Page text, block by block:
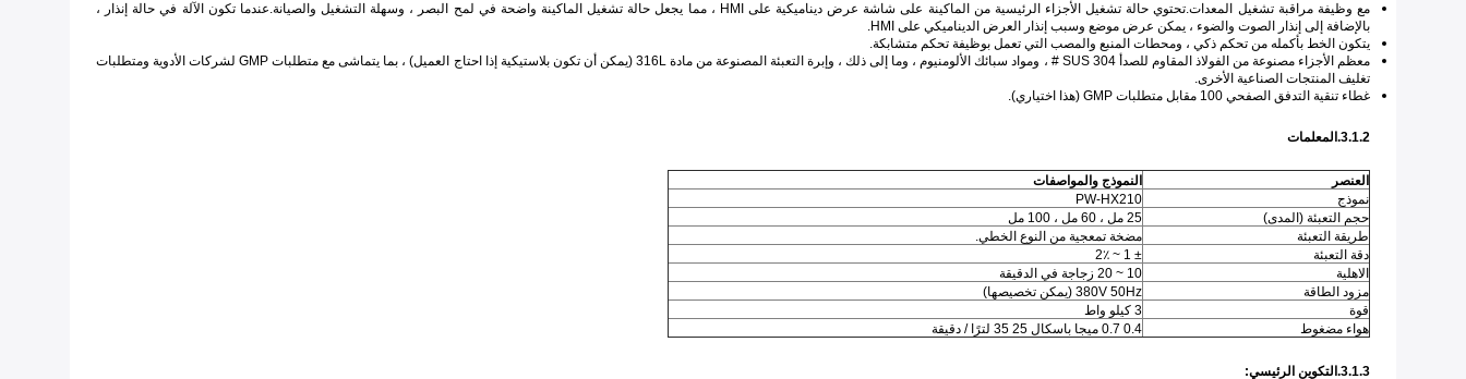
مع وظيفة مراقبة تشغيل المعدات.تحتوي حالة تشغيل الأجزاء الرئيسية من الماكينة على شاشة عرض ديناميكية على HMI ، مما يجعل حالة تشغيل الماكينة واضحة في لمح البصر ، وسهلة التشغيل والصيانة.عندما تكون الآلة في حالة إنذار ،
بالإضافة إلى إنذار الصوت والضوء ، يمكن عرض موضع وسبب إنذار العرض الديناميكي على HMI.
يتكون الخط بأكمله من تحكم ذكي ، ومحطات المنبع والمصب التي تعمل بوظيفة تحكم متشابكة.
معظم الأجزاء مصنوعة من الفولاذ المقاوم للصدأ SUS 304 # ، ومواد سبائك الألومنيوم ، وما إلى ذلك ، وإبرة التعبئة المصنوعة من مادة 316L (يمكن أن تكون بلاستيكية إذا احتاج العميل) ، بما يتماشى مع متطلبات GMP لشركات الأدوية ومتطلبات
تغليف المنتجات الصناعية الأخرى.
غطاء تنقية التدفق الصفحي 100 مقابل متطلبات GMP (هذا اختياري).
3.1.2.المعلمات
العنصر
النموذج والمواصفات
نموذج
PW-HX210
حجم التعبئة (المدى)
25 مل ، 60 مل ، 100 مل
طريقة التعبئة
مضخة تمعجية من النوع الخطي.
دقة التعبئة
± 1 ~ 2٪
الاهلية
10 ~ 20 زجاجة في الدقيقة
مزود الطاقة
380V 50Hz (يمكن تخصيصها)
قوة
3 كيلو واط
هواء مضغوط
0.4 0.7 ميجا باسكال 25 35 لترًا / دقيقة
3.1.3.التكوين الرئيسي: